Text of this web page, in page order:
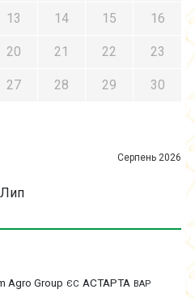
Серпень 2026
13 14 15 16
20 21 22 23
27 28 29 30
Agro Group ЄС АСТАРТА ВАР